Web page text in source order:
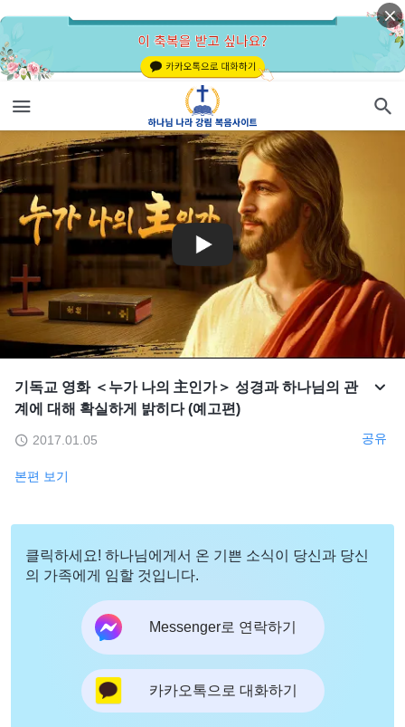
기독교 영화 ＜누가 나의 主인가＞ 성경과 하나님의 관
계에 대해 확실하게 밝히다 (예고편)
2017.01.05 공유
본편 보기
클릭하세요! 하나님에게서 온 기쁜 소식이 당신과 당신
의 가족에게 임할 것입니다.
Messenger로 연락하기
카카오톡으로 대화하기